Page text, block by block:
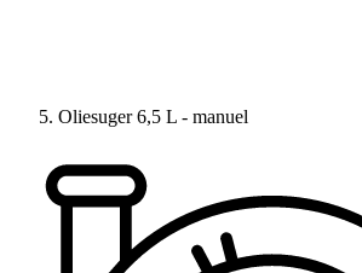
Oliesuger 6,5 L - manuel